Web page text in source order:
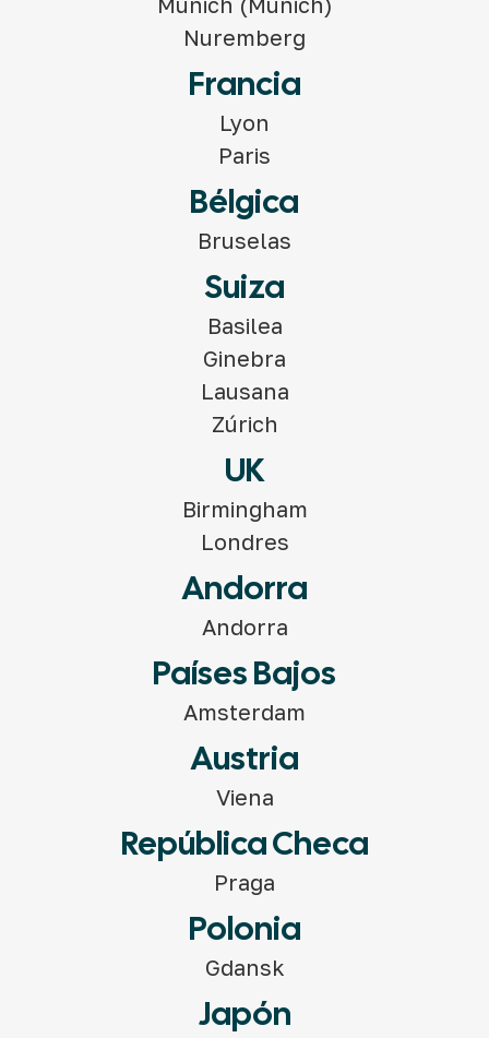
Nuremberg
Francia
Lyon
Paris
Bélgica
Bruselas
Suiza
Basilea
Ginebra
Lausana
Zúrich
UK
Birmingham
Londres
Andorra
Andorra
Países Bajos
Amsterdam
Austria
Viena
República Checa
Praga
Polonia
Gdansk
Japón